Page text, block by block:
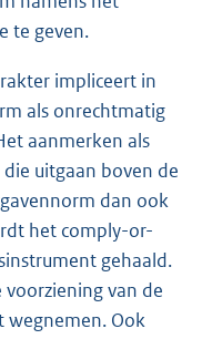
te geven.
impliceert in
als onrechtmatig
aanmerken als
uitgaan boven de
dan ook
het comply-or-
gehaald.
van de
wegnemen. Ook